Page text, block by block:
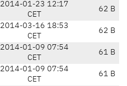
2014-01-23 12:17
CET
62 B
2014-03-16 18:53
CET
62 B
2014-01-09 07:54
CET
61 B
2014-01-09 07:54
CET
61 B